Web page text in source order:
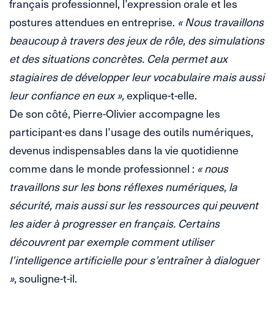
postures attendues en entreprise. « Nous travaillons
beaucoup à travers des jeux de rôle, des simulations
et des situations concrètes. Cela permet aux
stagiaires de développer leur vocabulaire mais aussi
leur confiance en eux »,explique-t-elle.
De son côté, Pierre-Olivier accompagne les
participant·es dans l’usage des outils numériques,
devenus indispensables dans la vie quotidienne
comme dans le monde professionnel : « nous
travaillons sur les bons réflexes numériques, la
sécurité, mais aussi sur les ressources qui peuvent
les aider à progresser en français. Certains
découvrent par exemple comment utiliser
l’intelligence artificielle pour s’entraîner à dialoguer
», souligne-t-il.